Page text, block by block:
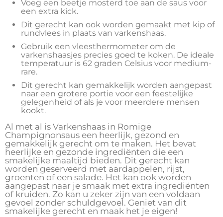
Voeg een beetje mosterd toe aan de saus voor
een extra kick.
Dit gerecht kan ook worden gemaakt met kip of
rundvlees in plaats van varkenshaas.
Gebruik een vleesthermometer om de
varkenshaasjes precies goed te koken. De ideale
temperatuur is 62 graden Celsius voor medium-
rare.
Dit gerecht kan gemakkelijk worden aangepast
naar een grotere portie voor een feestelijke
gelegenheid of als je voor meerdere mensen
kookt.
Al met al is Varkenshaas in Romige
Champignonsaus een heerlijk, gezond en
gemakkelijk gerecht om te maken. Het bevat
heerlijke en gezonde ingrediënten die een
smakelijke maaltijd bieden. Dit gerecht kan
worden geserveerd met aardappelen, rijst,
groenten of een salade. Het kan ook worden
aangepast naar je smaak met extra ingrediënten
of kruiden. Zo kan u zeker zijn van een voldaan
gevoel zonder schuldgevoel. Geniet van dit
smakelijke gerecht en maak het je eigen!